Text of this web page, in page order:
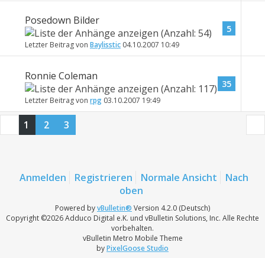
Posedown Bilder
Letzter Beitrag von Baylisstic 04.10.2007 10:49
5
Ronnie Coleman
Letzter Beitrag von rpg 03.10.2007 19:49
35
1 2 3
Anmelden Registrieren Normale Ansicht
Nach
oben
Powered byvBulletin® Version 4.2.0 (Deutsch)
Copyright ©2026 Adduco Digital e.K. und vBulletin Solutions, Inc. Alle Rechte
vorbehalten.
vBulletin Metro Mobile Theme
byPixelGoose Studio